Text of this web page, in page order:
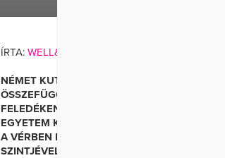
ÍRTA: WELL&FIT
NÉMET KUTATÓK MEGFEJTETTÉK, HOGY A
ÖSSZEFÜGGÉSBEN LEHET AZZAL, HOGY
FELEDÉKENYEBBEK ÉS SZÉTSZÓRTABBAK
EGYETEM KUTATÓI SZERINT A
A VÉRBEN LÉVŐ C-REAKTÍV PROTEIN (CRP)
SZINTJÉVEL ÉS AZ AGYBAN LÉVŐ